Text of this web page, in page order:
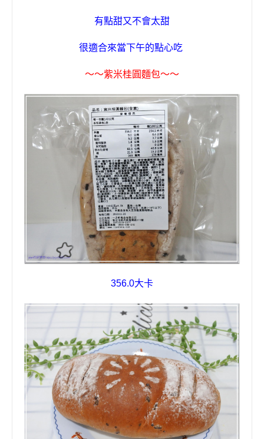
有點甜又不會太甜
很適合來當下午的點心吃
〜〜紫米桂圓麵包〜〜
356.0大卡